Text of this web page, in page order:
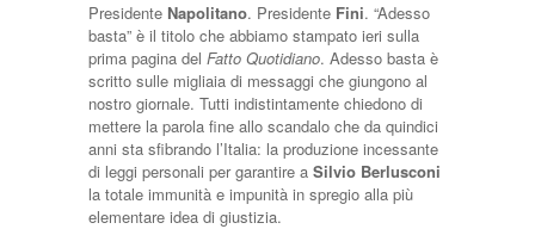
Presidente Napolitano. Presidente Fini. “Adesso
basta” è il titolo che abbiamo stampato ieri sulla
prima pagina del Fatto Quotidiano. Adesso basta è
scritto sulle migliaia di messaggi che giungono al
nostro giornale. Tutti indistintamente chiedono di
mettere la parola fine allo scandalo che da quindici
anni sta sfibrando l’Italia: la produzione incessante
di leggi personali per garantire a Silvio Berlusconi
la totale immunità e impunità in spregio alla più
elementare idea di giustizia.